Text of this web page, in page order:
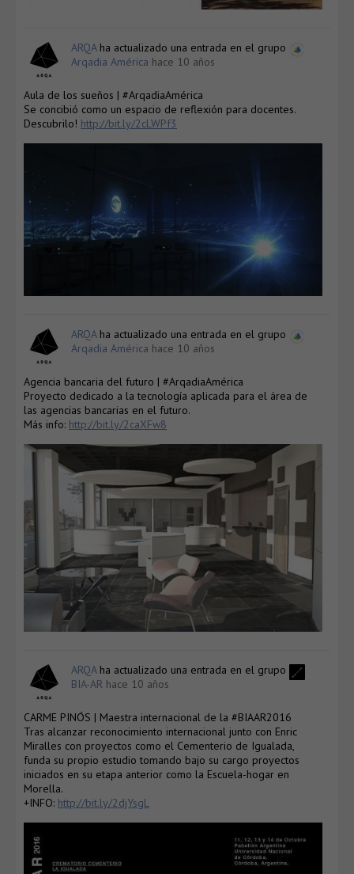
ARQAha actualizado una entrada en el grupo
Arqadia América hace 10 años
Aula de los sueños | #ArqadiaAmérica
Se concibió como un espacio de reflexión para docentes.
Descubrilo! http://bit.ly/2cLWPf3
ARQAha actualizado una entrada en el grupo
Arqadia América hace 10 años
Agencia bancaria del futuro | #ArqadiaAmérica
Proyecto dedicado a la tecnología aplicada para el área de
las agencias bancarias en el futuro.
Más info: http://bit.ly/2caXFw8
ARQAha actualizado una entrada en el grupo
BIA-AR hace 10 años
CARME PINÓS | Maestra internacional de la #BIAAR2016
Tras alcanzar reconocimiento internacional junto con Enric
Miralles con proyectos como el Cementerio de Igualada,
funda su propio estudio tomando bajo su cargo proyectos
iniciados en su etapa anterior como la Escuela-hogar en
Morella.
+INFO: http://bit.ly/2djYsgL